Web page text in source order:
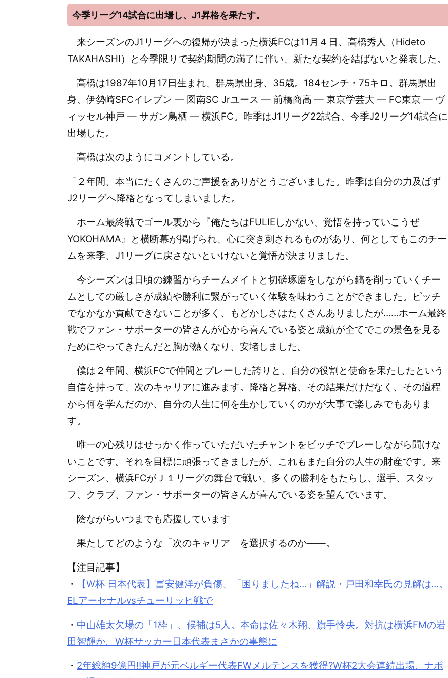
今季リーグ14試合に出場し、J1昇格を果たす。
来シーズンのJ1リーグへの復帰が決まった横浜FCは11月４日、高橋秀人（Hideto
TAKAHASHI）と今季限りで契約期間の満了に伴い、新たな契約を結ばないと発表した。
高橋は1987年10月17日生まれ、群馬県出身、35歳。184センチ・75キロ。群馬県出
身、伊勢崎SFCイレブン ― 図南SC Jrユース ― 前橋商高 ― 東京学芸大 ― FC東京 ― ヴ
ィッセル神戸 ― サガン鳥栖 ― 横浜FC。昨季はJ1リーグ22試合、今季J2リーグ14試合に
出場した。
高橋は次のようにコメントしている。
「２年間、本当にたくさんのご声援をありがとうございました。昨季は自分の力及ばず
J2リーグへ降格となってしまいました。
ホーム最終戦でゴール裏から『俺たちはFULIEしかない、覚悟を持っていこうぜ
YOKOHAMA』と横断幕が掲げられ、心に突き刺されるものがあり、何としてもこのチー
ムを来季、J1リーグに戻さないといけないと覚悟が決まりました。
今シーズンは日頃の練習からチームメイトと切磋琢磨をしながら鎬を削っていくチー
ムとしての厳しさが成績や勝利に繋がっていく体験を味わうことができました。ピッチ
でなかなか貢献できないことが多く、もどかしさはたくさんありましたが……ホーム最終
戦でファン・サポーターの皆さんが心から喜んでいる姿と成績が全てでこの景色を見る
ためにやってきたんだと胸が熱くなり、安堵しました。
僕は２年間、横浜FCで仲間とプレーした誇りと、自分の役割と使命を果たしたという
自信を持って、次のキャリアに進みます。降格と昇格、その結果だけだなく、その過程
から何を学んだのか、自分の人生に何を生かしていくのかが大事で楽しみでもありま
す。
唯一の心残りはせっかく作っていただいたチャントをピッチでプレーしながら聞けな
いことです。それを目標に頑張ってきましたが、これもまた自分の人生の財産です。来
シーズン、横浜FCがＪ１リーグの舞台で戦い、多くの勝利をもたらし、選手、スタッ
フ、クラブ、ファン・サポーターの皆さんが喜んでいる姿を望んでいます。
陰ながらいつまでも応援しています」
果たしてどのような「次のキャリア」を選択するのか――。
【注目記事】
・
【W杯 日本代表】冨安健洋が負傷、「困りましたね…」解説・戸田和幸氏の見解は…。
ELアーセナルvsチューリッヒ戦で
・ 中山雄太欠場の「1枠」、候補は5人。本命は佐々木翔、旗手怜央。対抗は横浜FMの岩
田智輝か。W杯サッカー日本代表まさかの事態に
・ 2年総額9億円!!神戸が元ベルギー代表FWメルテンスを獲得?W杯2大会連続出場、ナポ